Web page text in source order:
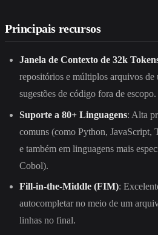
Principais recursos
Janela de Contexto de 32k
repositórios e múltiplos arquivos de
sugestões de código fora de escopo.
Suporte a 80+ Linguagens: Alta
comuns (como Python, JavaScript,
e também em linguagens mais
Cobol).
Fill-in-the-Middle (FIM):
autocompletar no meio de um
linhas no final.